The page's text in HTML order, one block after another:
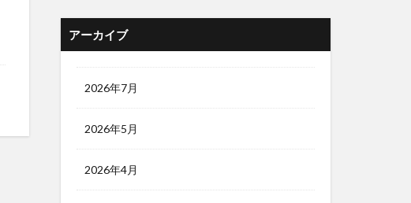
アーカイブ
2026年7月
2026年5月
2026年4月